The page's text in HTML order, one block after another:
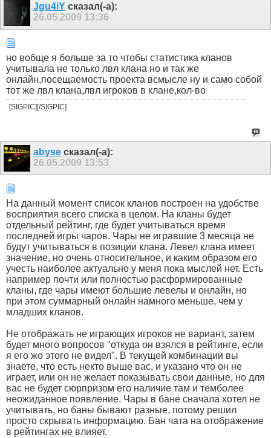
Jgu4iY сказал(-а):
26.05.2009 13:36
но вобще я больше за то чтобы статистика кланов
учитывала не только лвл клана но и так же
онлайн,посещаемость проекта всмысле ну и само собой
тот же лвл клана,лвл игроков в клане,кол-во
[SIGPIC][/SIGPIC]
abyse сказал(-а):
26.05.2009 13:53
На данный момент список кланов построен на удобстве
восприятия всего списка в целом. На кланы будет
отдельный рейтинг, где будет учитываться время
последней игры чаров. Чары не игравшие 3 месяца не
будут учитываться в позиции клана. Левел клана имеет
значение, но очень относительное, и каким образом его
учесть наиболее актуально у меня пока мыслей нет. Есть
например почти или полностью расформированные
кланы, где чары имеют большие левелы и онлайн, но
при этом суммарный онлайн намного меньше, чем у
младших кланов.
Не отображать не играющих игроков не вариант, затем
будет много вопросов "откуда он взялся в рейтинге, если
я его жо этого не видел". В текущей комбинации вы
знаете, что есть некто выше вас, и указано что он не
играет, или он не желает показывать свои данные, но для
вас не будет сюрпризом его наличие там и темболее
неожиданное появление. Чары в бане сначала хотел не
учитывать, но баны бывают разные, потому решил
просто скрывать информацию. Бан чата на отображение
в рейтингах не влияет.